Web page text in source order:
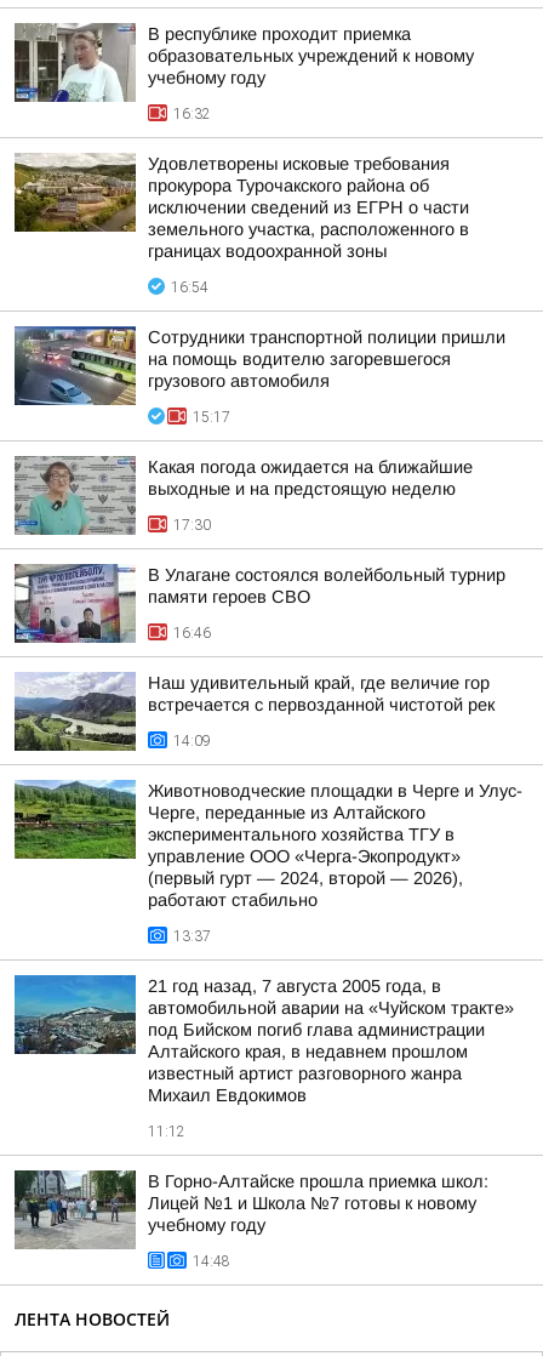
В республике проходит приемка
образовательных учреждений к новому
учебному году
16:32
Удовлетворены исковые требования
прокурора Турочакского района об
исключении сведений из ЕГРН о части
земельного участка, расположенного в
границах водоохранной зоны
16:54
Сотрудники транспортной полиции пришли
на помощь водителю загоревшегося
грузового автомобиля
15:17
Какая погода ожидается на ближайшие
выходные и на предстоящую неделю
17:30
В Улагане состоялся волейбольный турнир
памяти героев СВО
16:46
Наш удивительный край, где величие гор
встречается с первозданной чистотой рек
14:09
Животноводческие площадки в Черге и Улус-
Черге, переданные из Алтайского
экспериментального хозяйства ТГУ в
управление ООО «Черга-Экопродукт»
(первый гурт — 2024, второй — 2026),
работают стабильно
13:37
21 год назад, 7 августа 2005 года, в
автомобильной аварии на «Чуйском тракте»
под Бийском погиб глава администрации
Алтайского края, в недавнем прошлом
известный артист разговорного жанра
Михаил Евдокимов
11:12
В Горно-Алтайске прошла приемка школ:
Лицей №1 и Школа №7 готовы к новому
учебному году
14:48
ЛЕНТА НОВОСТЕЙ